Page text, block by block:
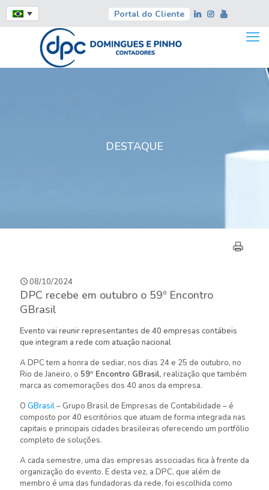
Portal do Cliente
DESTAQUE
08/10/2024
DPC recebe em outubro o 59º Encontro
GBrasil
Evento vai reunir representantes de 40 empresas contábeis
que integram a rede com atuação nacional
A DPC tem a honra de sediar, nos dias 24 e 25 de outubro, no
Rio de Janeiro, o 59º Encontro GBrasil, realização que também
marca as comemorações dos 40 anos da empresa.
O GBrasil– Grupo Brasil de Empresas de Contabilidade – é
composto por 40 escritórios que atuam de forma integrada nas
capitais e principais cidades brasileiras oferecendo um portfólio
completo de soluções.
A cada semestre, uma das empresas associadas fica à frente da
organização do evento. E desta vez, a DPC, que além de
membro é uma das fundadoras da rede, foi escolhida como